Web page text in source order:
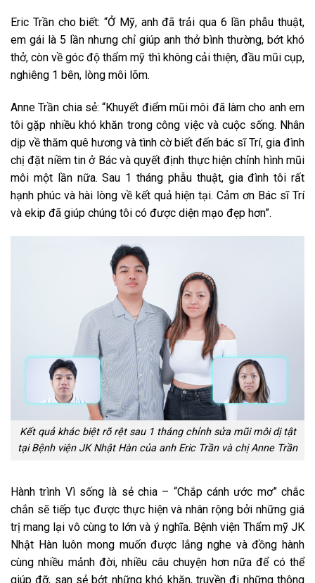
Eric Trần cho biết: “Ở Mỹ, anh đã trải qua 6 lần phẫu thuật,
em gái là 5 lần nhưng chỉ giúp anh thở bình thường, bớt khó
thở, còn về góc độ thẩm mỹ thì không cải thiện, đầu mũi cụp,
nghiêng 1 bên, lòng môi lõm.
Anne Trần chia sẻ: “Khuyết điểm mũi môi đã làm cho anh em
tôi gặp nhiều khó khăn trong công việc và cuộc sống. Nhân
dịp về thăm quê hương và tình cờ biết đến bác sĩ Trí, gia đình
chị đặt niềm tin ở Bác và quyết định thực hiện chỉnh hình mũi
môi một lần nữa. Sau 1 tháng phẫu thuật, gia đình tôi rất
hạnh phúc và hài lòng về kết quả hiện tại. Cảm ơn Bác sĩ Trí
và ekip đã giúp chúng tôi có được diện mạo đẹp hơn”.
Kết quả khác biệt rõ rệt sau 1 tháng chỉnh sửa mũi môi dị tật
tại Bệnh viện JK Nhật Hàn của anh Eric Trần và chị Anne Trần
Hành trình Vì sống là sẻ chia – “Chắp cánh ước mơ” chắc
chắn sẽ tiếp tục được thực hiện và nhân rộng bởi những giá
trị mang lại vô cùng to lớn và ý nghĩa. Bệnh viện Thẩm mỹ JK
Nhật Hàn luôn mong muốn được lắng nghe và đồng hành
cùng nhiều mảnh đời, nhiều câu chuyện hơn nữa để có thể
giúp đỡ, san sẻ bớt những khó khăn, truyền đi những thông